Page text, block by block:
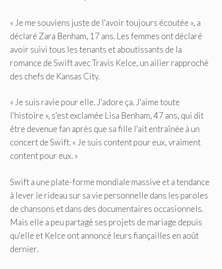
« Je me souviens juste de l'avoir toujours écoutée », a
déclaré Zara Benham, 17 ans. Les femmes ont déclaré
avoir suivi tous les tenants et aboutissants de la
romance de Swift avec Travis Kelce, un ailier rapproché
des chefs de Kansas City.
« Je suis ravie pour elle. J'adore ça. J'aime toute
l'histoire », s'est exclamée Lisa Benham, 47 ans, qui dit
être devenue fan après que sa fille l'ait entraînée à un
concert de Swift. « Je suis content pour eux, vraiment
content pour eux. »
Swift a une plate-forme mondiale massive et a tendance
à lever le rideau sur sa vie personnelle dans les paroles
de chansons et dans des documentaires occasionnels.
Mais elle a peu partagé ses projets de mariage depuis
qu'elle et Kelce ont annoncé leurs fiançailles en août
dernier.